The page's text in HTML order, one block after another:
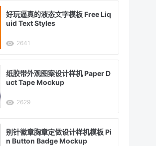
好玩逼真的液态文字模板 Free Liq
uid Text Styles
2641
纸胶带外观图案设计样机 Paper D
uct Tape Mockup
2629
别针徽章胸章定做设计样机模板 Pi
n Button Badge Mockup